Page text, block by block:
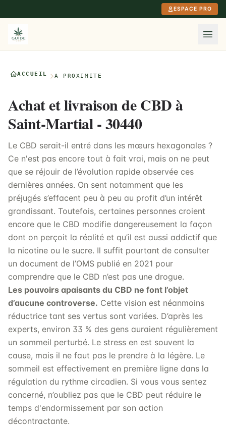
ESPACE PRO
ACCUEIL À PROXIMITÉ
Achat et livraison de CBD à
Saint-Martial - 30440
Le CBD serait-il entré dans les mœurs hexagonales ?
Ce n'est pas encore tout à fait vrai, mais on ne peut
que se réjouir de l’évolution rapide observée ces
dernières années. On sent notamment que les
préjugés s’effacent peu à peu au profit d’un intérêt
grandissant. Toutefois, certaines personnes croient
encore que le CBD modifie dangereusement la façon
dont on perçoit la réalité et qu’il est aussi addictif que
la nicotine ou le sucre. Il suffit pourtant de consulter
un document de l’OMS publié en 2021 pour
comprendre que le CBD n’est pas une drogue.
Les pouvoirs apaisants du CBD ne font l’objet
d’aucune controverse. Cette vision est néanmoins
réductrice tant ses vertus sont variées. D’après les
experts, environ 33 % des gens auraient régulièrement
un sommeil perturbé. Le stress en est souvent la
cause, mais il ne faut pas le prendre à la légère. Le
sommeil est effectivement en première ligne dans la
régulation du rythme circadien. Si vous vous sentez
concerné, n’oubliez pas que le CBD peut réduire le
temps d'endormissement par son action
décontractante.